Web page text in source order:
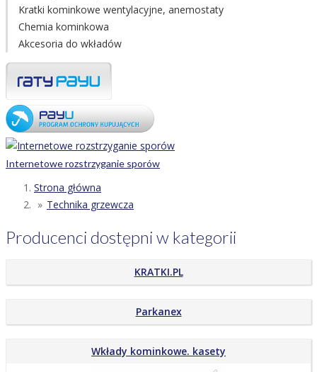
Kratki kominkowe wentylacyjne, anemostaty
Chemia kominkowa
Akcesoria do wkładów
Internetowe rozstrzyganie sporów
Strona główna
Technika grzewcza
Producenci dostępni w kategorii
KRATKI.PL
Parkanex
Wkłady kominkowe. kasety